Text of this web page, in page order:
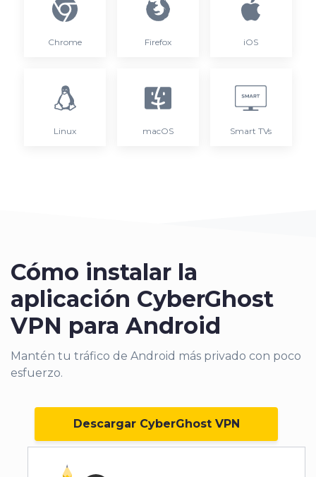
Chrome Firefox iOS
Linux macOS Smart TVs
Cómo instalar la
aplicación CyberGhost
VPN para Android
Mantén tu tráfico de Android más privado con poco
esfuerzo.
Descargar CyberGhost VPN